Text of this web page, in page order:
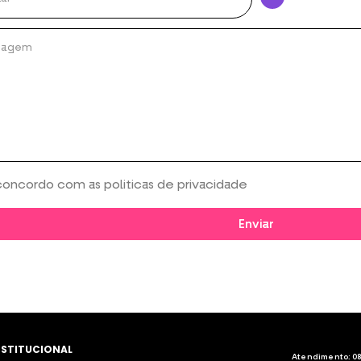
com as politicas de privacidade
Enviar
Atendimento: